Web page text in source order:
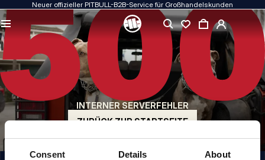
Consent Details About
Neuer offizieller PITBULL-B2B-Service für Großhandelskunden
INTERNER SERVERFEHLER
ZURÜCK ZUR STARTSEITE
QUALITÄT HAT FÜR UNS PRIORITÄT
Unsere Kleidung fertigen wir mit Leidenschaft. Bei Haltbarkeit, Langlebigkeit der
Materialien und Liebe zum Detail machen wir keine Kompromisse.
US ORIGIN
Unsere Wurzeln reichen zurück ins San Diego der frühen 1990er Jahre. Unser Stil
ist roh, authentisch und kompromisslos.
MARKE MIT CHARAKTER
Unsere Kollektionen werden von Sportlern, Kämpfern und unbeirrbaren
Individualisten gewählt.
INFORMATIONEN